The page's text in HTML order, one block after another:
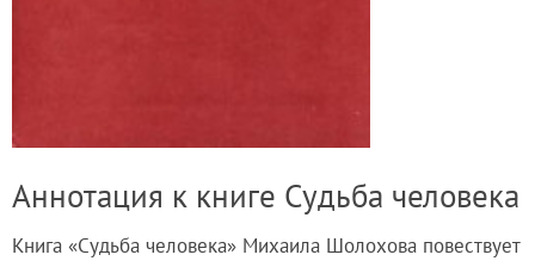
Аннотация к книге Судьба человека
Книга «Судьба человека» Михаила Шолохова повествует